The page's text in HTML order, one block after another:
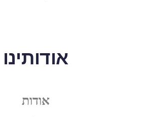
אודותינו
אודות